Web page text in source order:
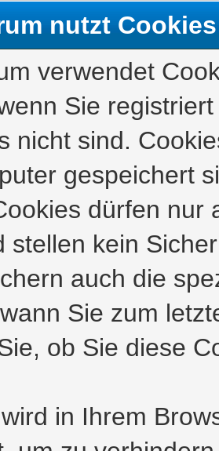
nutzt Cookies
verwendet
Sie
nicht sind.
gespeichert
dürfen nur
stellen kein
auch die
Sie zum
ob Sie diese
in Ihrem